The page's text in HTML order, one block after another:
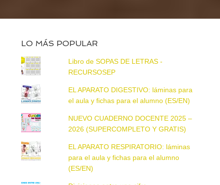
LO MÁS POPULAR
Libro de SOPAS DE LETRAS -
RECURSOSEP
EL APARATO DIGESTIVO: láminas para
el aula y fichas para el alumno (ES/EN)
NUEVO CUADERNO DOCENTE 2025 –
2026 (SUPERCOMPLETO Y GRATIS)
EL APARATO RESPIRATORIO: láminas
para el aula y fichas para el alumno
(ES/EN)